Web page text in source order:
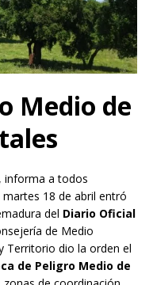
Medio de
informa a todos
18 de abril entró
del Diario Oficial
de Medio
Territorio dio la orden el
de Peligro Medio de